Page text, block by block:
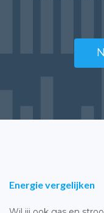
Energie vergelijken